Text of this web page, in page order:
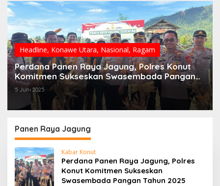
Headline, Konawe Utara, Nasional, Ragam
Perdana Panen Raya Jagung, Polres Konut
Komitmen Sukseskan Swasembada Pangan
Tahun 2025
5 Juni 2025
Panen Raya Jagung
Kabar Konut
Perdana Panen Raya Jagung, Polres
Konut Komitmen Sukseskan
Swasembada Pangan Tahun 2025